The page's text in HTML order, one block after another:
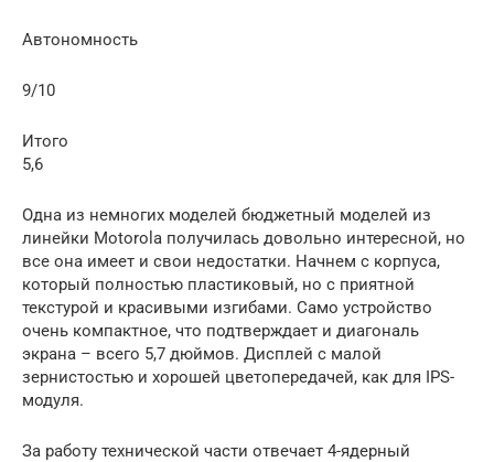
Автономность
9/10
Итого
5,6
Одна из немногих моделей бюджетный моделей из
линейки Motorola получилась довольно интересной, но
все она имеет и свои недостатки. Начнем с корпуса,
который полностью пластиковый, но с приятной
текстурой и красивыми изгибами. Само устройство
очень компактное, что подтверждает и диагональ
экрана – всего 5,7 дюймов. Дисплей с малой
зернистостью и хорошей цветопередачей, как для IPS-
модуля.
За работу технической части отвечает 4-ядерный